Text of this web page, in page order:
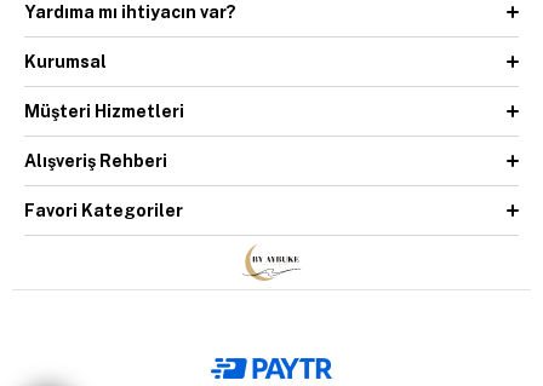
Yardıma mı ihtiyacın var?
Kurumsal
Müşteri Hizmetleri
Alışveriş Rehberi
Favori Kategoriler